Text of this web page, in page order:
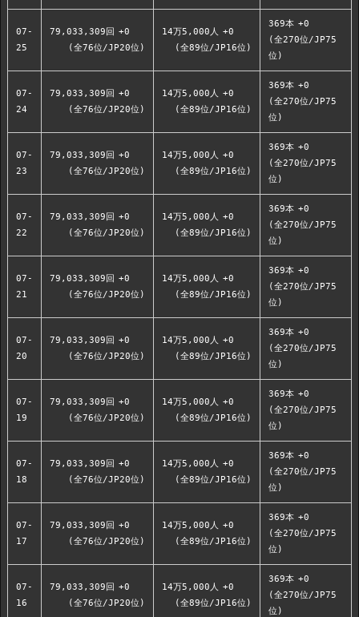
07-
25
79,033,309回 +0
(全76位/JP20位)
14万5,000人 +0
(全89位/JP16位)
369本 +0
(全270位/JP75
位)
07-
24
79,033,309回 +0
(全76位/JP20位)
14万5,000人 +0
(全89位/JP16位)
369本 +0
(全270位/JP75
位)
07-
23
79,033,309回 +0
(全76位/JP20位)
14万5,000人 +0
(全89位/JP16位)
369本 +0
(全270位/JP75
位)
07-
22
79,033,309回 +0
(全76位/JP20位)
14万5,000人 +0
(全89位/JP16位)
369本 +0
(全270位/JP75
位)
07-
21
79,033,309回 +0
(全76位/JP20位)
14万5,000人 +0
(全89位/JP16位)
369本 +0
(全270位/JP75
位)
07-
20
79,033,309回 +0
(全76位/JP20位)
14万5,000人 +0
(全89位/JP16位)
369本 +0
(全270位/JP75
位)
07-
19
79,033,309回 +0
(全76位/JP20位)
14万5,000人 +0
(全89位/JP16位)
369本 +0
(全270位/JP75
位)
07-
18
79,033,309回 +0
(全76位/JP20位)
14万5,000人 +0
(全89位/JP16位)
369本 +0
(全270位/JP75
位)
07-
17
79,033,309回 +0
(全76位/JP20位)
14万5,000人 +0
(全89位/JP16位)
369本 +0
(全270位/JP75
位)
07-
16
79,033,309回 +0
(全76位/JP20位)
14万5,000人 +0
(全89位/JP16位)
369本 +0
(全270位/JP75
位)